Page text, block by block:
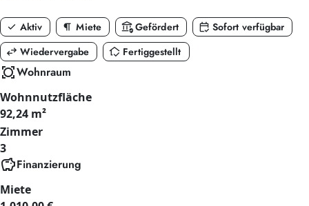
check Aktiv format_paragraph Miete assured_workloadGefördert calendar_check Sofort verfügbar
swap_horiz Wiedervergabe in_home_mode Fertiggestellt
all_outWohnraum
Wohnnutzfläche
92,24 m²
Zimmer
3
savingsFinanzierung
Miete